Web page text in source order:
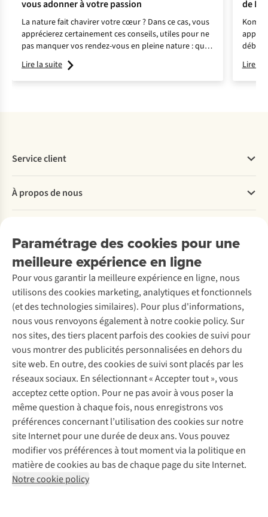
vous adonner à votre passion
La nature fait chavirer votre cœur ? Dans ce cas, vous
apprécierez certainement ces conseils, utiles pour ne
pas manquer vos rendez-vous en pleine nature : qu’il
s’agisse de balades en amoureux ou de l’observation
romantique des étoiles.
Lire la suite
de
passé
12
Lire la
Paramétrage des cookies pour une
meilleure expérience en ligne
Pour vous garantir la meilleure expérience en ligne, nous
utilisons des cookies marketing, analytiques et fonctionnels
(et des technologies similaires). Pour plus d'informations,
nous vous renvoyons également à notre cookie policy. Sur
nos sites, des tiers placent parfois des cookies de suivi pour
vous montrer des publicités personnalisées en dehors du
site web. En outre, des cookies de suivi sont placés par les
réseaux sociaux. En sélectionnant « Accepter tout », vous
acceptez cette option. Pour ne pas avoir à vous poser la
même question à chaque fois, nous enregistrons vos
préférences concernant l’utilisation des cookies sur notre
site Internet pour une durée de deux ans. Vous pouvez
modifier vos préférences à tout moment via la politique en
matière de cookies au bas de chaque page du site Internet.
Notre cookie policy
Service client
Commander
Payer
Retourner
Rétractation d'une commande
Entretien & réparations
Garantie
Contactez-nous
À propos de nous
Entreprise responsable
À propos d’Ayacucho
Nos magasins
À propos d’A.S.Adventure
Déclaration d'accessibilité
Location / Location sports d’hiver
Seconde-main
Entretien de ski
Service de lavage
Entretien de chaussures
Réparation de chaussures
Réparation de vêtements
Retouches
Pour les entreprises
Découvrez
A.S.Magazine
Explore Camp
Expertise & conseils
Abonnez-vous à la newsletter
Suivez-nous
Mentions légales
Politique de confidentialité
Conditions générales
Cookie Policy